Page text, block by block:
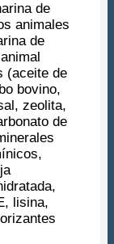
de
animales
de
(aceite de
bovino,
zeolita,
de
lisina,